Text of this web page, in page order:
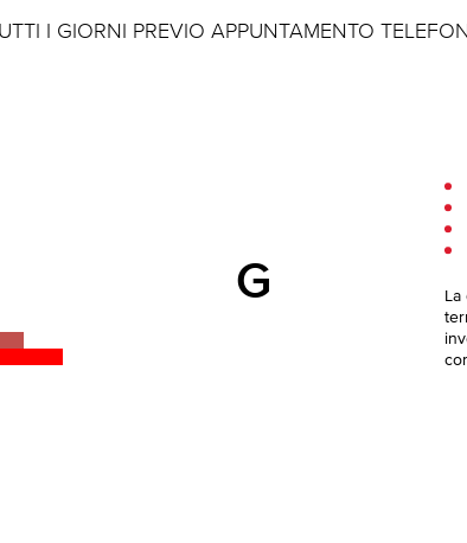
I GIORNI PREVIO APPUNTAMENTO
G
La